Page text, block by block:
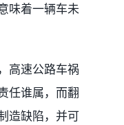
味着一辆车未
高速公路车祸
任谁属，而翻
造缺陷，并可